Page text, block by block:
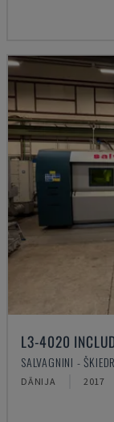
L3-4020
SALVAGNINI -
DĀNIJA 2017